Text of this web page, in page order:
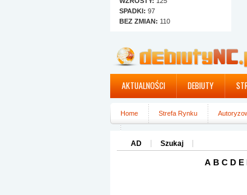
SPADKI: 97
BEZ ZMIAN: 110
AKTUALNOŚCI DEBIUTY
Home Strefa Rynku
AD Szukaj
A B C D E